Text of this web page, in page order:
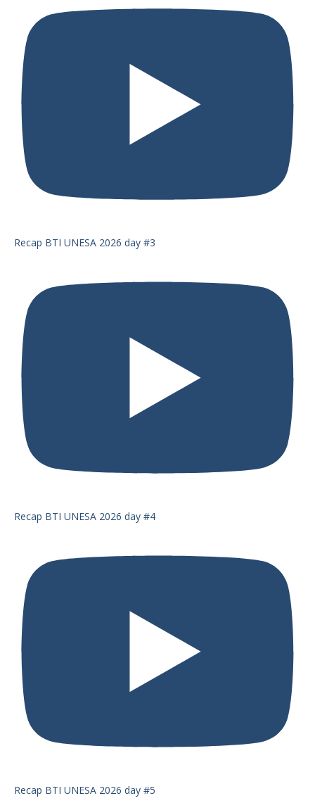
Recap BTI UNESA 2026 day #3
Recap BTI UNESA 2026 day #4
Recap BTI UNESA 2026 day #5